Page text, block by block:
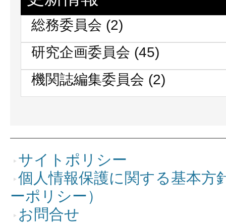
総務委員会 (2)
研究企画委員会 (45)
機関誌編集委員会 (2)
サイトポリシー
個人情報保護に関する基本方
ーポリシー）
お問合せ